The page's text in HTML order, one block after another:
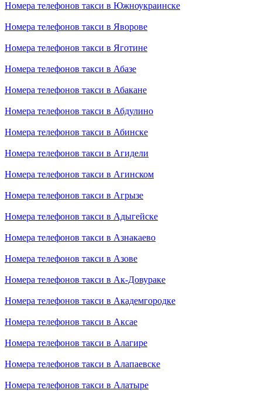
Номера телефонов такси в Южноукраинске
Номера телефонов такси в Яворове
Номера телефонов такси в Яготине
Номера телефонов такси в Абазе
Номера телефонов такси в Абакане
Номера телефонов такси в Абдулино
Номера телефонов такси в Абинске
Номера телефонов такси в Агидели
Номера телефонов такси в Агинском
Номера телефонов такси в Агрызе
Номера телефонов такси в Адыгейске
Номера телефонов такси в Азнакаево
Номера телефонов такси в Азове
Номера телефонов такси в Ак-Довураке
Номера телефонов такси в Академгородке
Номера телефонов такси в Аксае
Номера телефонов такси в Алагире
Номера телефонов такси в Алапаевске
Номера телефонов такси в Алатыре